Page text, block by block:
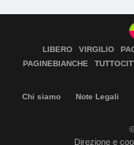
LIBERO VIRGILIO
PAGINEBIANCHE
Chi siamo Note Legali
Direzione e